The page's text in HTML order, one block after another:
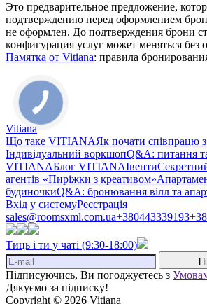
Это предварительное предложение,
подтверждению перед оформлением
не оформлен. До подтверждения брони
конфигурация услуг может меняться без
Памятка от Vitiana: правила
Vitiana
Що таке VITIANAЯк почати співпрацю
Індивідуальний воркшопQ&A: питання
VITIANAБлог VITIANAІвенти
агентів «Пиріжки з креативом»
будиночкиQ&A: бронювання вілл та
Вхід у системуРеєстрація
sales@roomsxml.com.ua+380443339193
Тиць і ти у чаті (9:30-18:00)
Підписуючись, Ви погоджуєтесь з
Дякуємо за підписку!
Copyright © 2026 Vitiana